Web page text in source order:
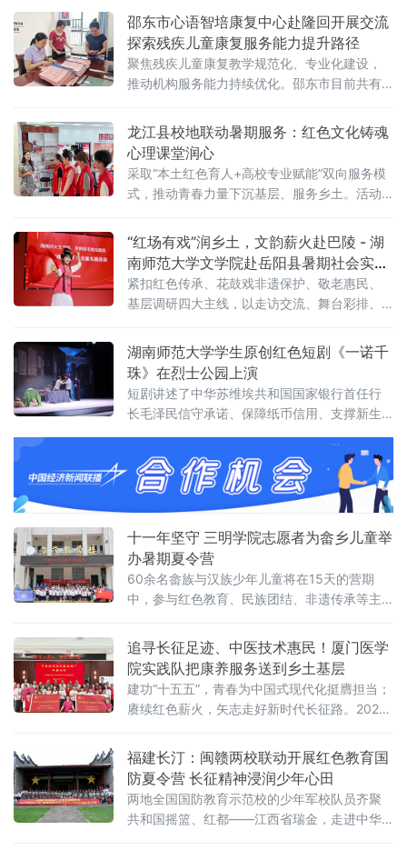
邵东市心语智培康复中心赴隆回开展交流
探索残疾儿童康复服务能力提升路径
聚焦残疾儿童康复教学规范化、专业化建设，
推动机构服务能力持续优化。邵东市目前共有3
力、言语及自闭症残疾儿童提供康复训练服
务。此次交流由心语智培康复中心主动对接，
围绕日常教学管理、康复技术应用及机构运行
保障等关键环节展开。活动当天，心语智培
龙江县校地联动暑期服务：红色文化铸魂
心理课堂润心
采取“本土红色育人+高校专业赋能”双向服务模
式，推动青春力量下沉基层、服务乡土。活动
志愿者举办红色文化专题宣讲，系统介绍当地
红色历史渊源、革命先辈奋斗经历及本
“红场有戏”润乡土，文韵薪火赴巴陵 - 湖
南师范大学文学院赴岳阳县暑期社会实践
纪实
紧扣红色传承、花鼓戏非遗保护、敬老惠民、
基层调研四大主线，以走访交流、舞台彩排、
多元形式，将文学院青年的专业所长落地县域
基层。两日行程充实有序，全程由岳阳县文化
馆统筹场地、物
湖南师范大学学生原创红色短剧《一诺千
珠》在烈士公园上演
短剧讲述了中华苏维埃共和国国家银行首任行
长毛泽民信守承诺、保障纸币信用、支撑新生
公园工作人员反复对接，逐项调试灯光和收音
设备，对台词和肢体动作进行多轮打磨。正式
开演时，现场观众
十一年坚守 三明学院志愿者为畲乡儿童举
办暑期夏令营
60余名畲族与汉族少年儿童将在15天的营期
中，参与红色教育、民族团结、非遗传承等主
行。孩子们在“正衣冠”“拜师礼”中端正仪容，
在“朱砂启智”“开笔礼”和齐诵《弟子规》中感受
传统文化。志愿服务队还将今年筹集善款购
追寻长征足迹、中医技术惠民！厦门医学
院实践队把康养服务送到乡土基层
建功“十五五”，青春为中国式现代化挺膺担当；
赓续红色薪火，矢志走好新时代长征路。2026
安县沙建镇作为厦门医学院院地共建实践基
地，是学校常态化实践育人、服务基层的重要
平台。7月11日，厦门医学院康复专业志愿服务
队联合校推拿协会，共同组建“丹心弘医，厦沙
同行”实践队，奔赴华安县沙建镇开展暑期“三下
福建长汀：闽赣两校联动开展红色教育国
防夏令营 长征精神浸润少年心田
两地全国国防教育示范校的少年军校队员齐聚
共和国摇篮、红都——江西省瑞金，走进中华